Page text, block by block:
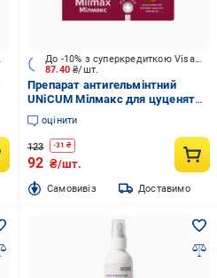
87.40₴/шт.
До -10% з суперкредиткою Visa Вигода
Препарат антигельмінтний
UNiCUM Мілмакс для цуценят
та маленьких собак до 5 кг
2,5/25 мг 2 таб.
оцінити
123 -31 ₴
92 ₴/шт.
Cамовивіз Доставимо